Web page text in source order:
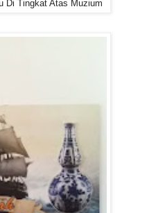
Di Tingkat Atas Muzium